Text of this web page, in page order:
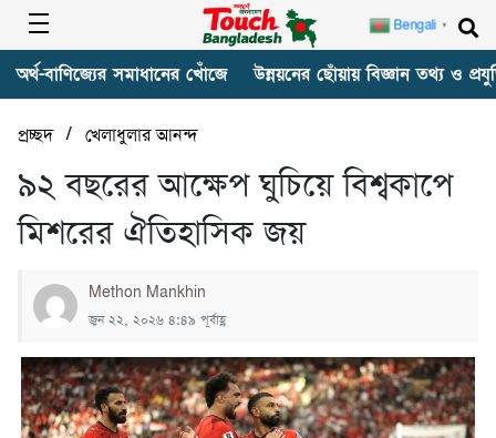
অর্থ-বাণিজ্যের সমাধানের খোঁজে উন্নয়নের ছোঁয়ায় বিজ্ঞান তথ্য ও
প্রচ্ছদ/ খেলাধুলার আনন্দ
৯২ বছরের আক্ষেপ ঘুচিয়ে বিশ্বকাপে
মিশরের ঐতিহাসিক জয়
Methon Mankhin
জুন ২২, ২০২৬ ৪:৪৯ পূর্বাহ্ণ
Bengali ▼